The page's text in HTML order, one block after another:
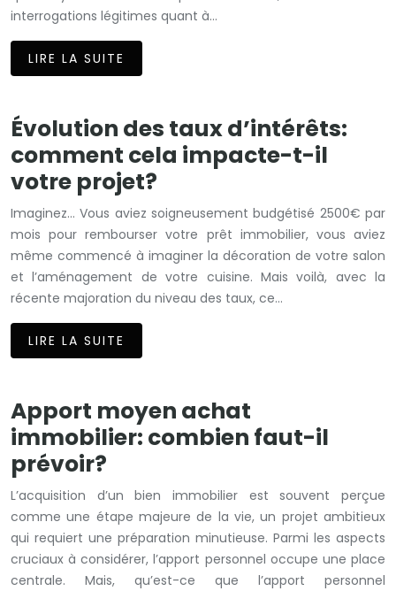
interrogations légitimes quant à…
LIRE LA SUITE
Évolution des taux d’intérêts:
comment cela impacte-t-il
votre projet?
Imaginez… Vous aviez soigneusement budgétisé 2500€ par
mois pour rembourser votre prêt immobilier, vous aviez
même commencé à imaginer la décoration de votre salon
et l’aménagement de votre cuisine. Mais voilà, avec la
récente majoration du niveau des taux, ce…
LIRE LA SUITE
Apport moyen achat
immobilier: combien faut-il
prévoir?
L’acquisition d’un bien immobilier est souvent perçue
comme une étape majeure de la vie, un projet ambitieux
qui requiert une préparation minutieuse. Parmi les aspects
cruciaux à considérer, l’apport personnel occupe une place
centrale. Mais, qu’est-ce que l’apport personnel